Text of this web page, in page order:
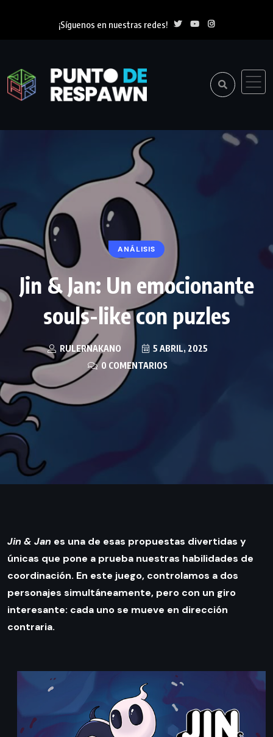
¡Síguenos en nuestras redes!
ANÁLISIS
Jin & Jan: Un emocionante
souls-like con puzles
RULERNAKANO
5 ABRIL, 2025
0 COMENTARIOS
Jin & Jan es una de esas propuestas divertidas y
únicas que pone a prueba nuestras habilidades de
coordinación. En este juego, controlamos a dos
personajes simultáneamente, pero con un giro
interesante: cada uno se mueve en dirección
contraria.